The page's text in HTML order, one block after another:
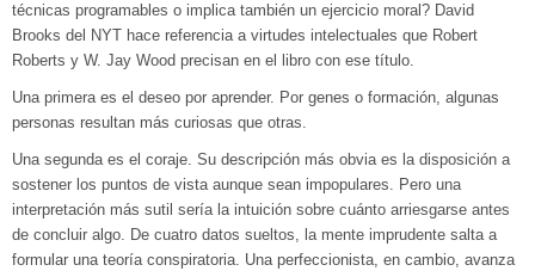
técnicas programables o implica también un ejercicio moral? David
Brooks del NYT hace referencia a virtudes intelectuales que Robert
Roberts y W. Jay Wood precisan en el libro con ese título.
Una primera es el deseo por aprender. Por genes o formación, algunas
personas resultan más curiosas que otras.
Una segunda es el coraje. Su descripción más obvia es la disposición a
sostener los puntos de vista aunque sean impopulares. Pero una
interpretación más sutil sería la intuición sobre cuánto arriesgarse antes
de concluir algo. De cuatro datos sueltos, la mente imprudente salta a
formular una teoría conspiratoria. Una perfeccionista, en cambio, avanza